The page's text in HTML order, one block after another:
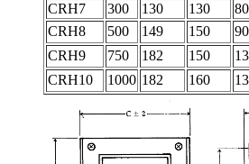
CRH7
300 130 130 80
CRH8
500 149 150 90
CRH9
750 182 150
CRH10
1000 182 160